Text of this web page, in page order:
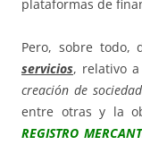
plataformas de
Pero, sobre todo,
servicios, relativo
creación de
entre otras y la
REGISTRO